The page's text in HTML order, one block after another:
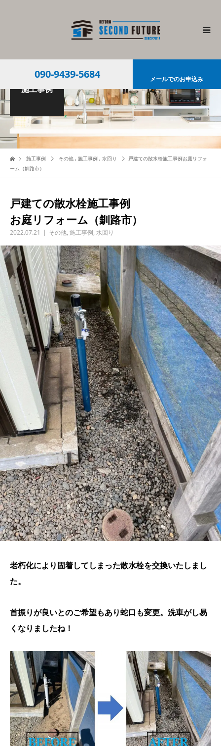
090-9439-5684 メールでのお申込み
施工事例
施工事例 その他 , 施工事例 , 水回り
戸建ての散水栓施工事例お庭リフォ
ーム（釧路市）
戸建ての散水栓施工事例
お庭リフォーム（釧路市）
2022.07.21 その他, 施工事例, 水回り
老朽化により固着してしまった散水栓を交換いたしまし
た。
首振りが良いとのご希望もあり蛇口も変更。洗車がし易
くなりましたね！